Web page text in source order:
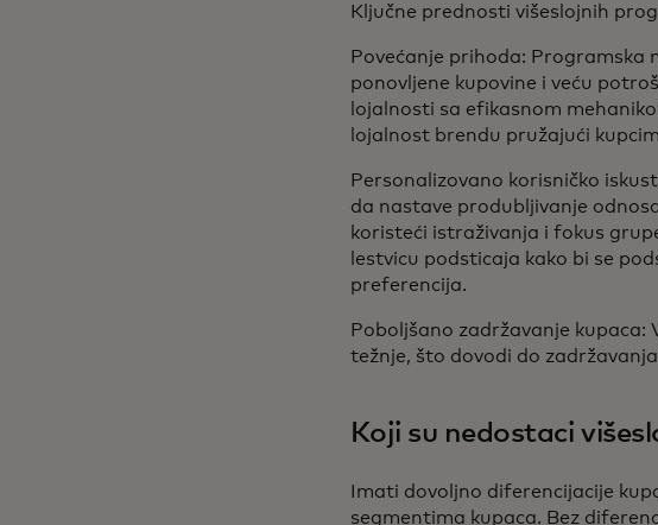
Ključne prednosti višeslojnih
Povećanje prihoda: Programska
ponovljene kupovine i veću
lojalnosti sa efikasnom
lojalnost brendu pružajući
Personalizovano korisničko
da nastave produbljivanje
koristeći istraživanja i fokus
lestvicu podsticaja kako bi se
preferencija.
Poboljšano zadržavanje
težnje, što dovodi do
Koji su nedostaci
Imati dovoljno diferencijacije
segmentima kupaca. Bez